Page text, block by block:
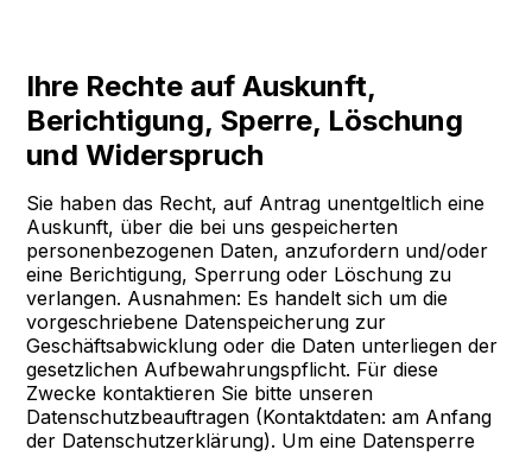
Ihre Rechte auf Auskunft,
Berichtigung, Sperre, Löschung
und Widerspruch
Sie haben das Recht, auf Antrag unentgeltlich eine
Auskunft, über die bei uns gespeicherten
personenbezogenen Daten, anzufordern und/oder
eine Berichtigung, Sperrung oder Löschung zu
verlangen. Ausnahmen: Es handelt sich um die
vorgeschriebene Datenspeicherung zur
Geschäftsabwicklung oder die Daten unterliegen der
gesetzlichen Aufbewahrungspflicht. Für diese
Zwecke kontaktieren Sie bitte unseren
Datenschutzbeauftragen (Kontaktdaten: am Anfang
der Datenschutzerklärung). Um eine Datensperre